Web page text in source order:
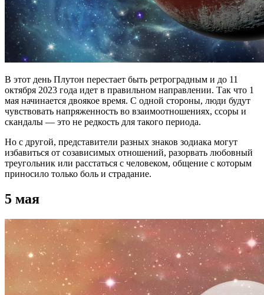
В этот день Плутон перестает быть ретроградным и до 11
октября 2023 года идет в правильном направлении. Так что 1
мая начинается двоякое время. С одной стороны, люди будут
чувствовать напряженность во взаимоотношениях, ссоры и
скандалы — это не редкость для такого периода.
Но с другой, представители разных знаков зодиака могут
избавиться от созависимых отношений, разорвать любовный
треугольник или расстаться с человеком, общение с которым
приносило только боль и страдание.
5 мая